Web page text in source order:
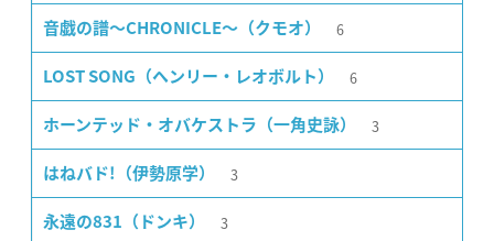
音戯の譜〜CHRONICLE〜（クモオ） 6
LOST SONG（ヘンリー・レオボルト） 6
ホーンテッド・オバケストラ（一角史詠） 3
はねバド!（伊勢原学） 3
永遠の831（ドンキ） 3